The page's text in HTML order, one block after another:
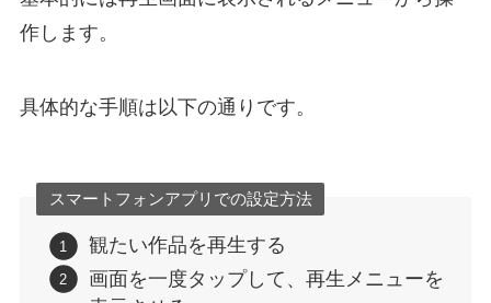
作します。
具体的な手順は以下の通りです。
スマートフォンアプリでの設定方法
観たい作品を再生する
画面を一度タップして、再生メニューを